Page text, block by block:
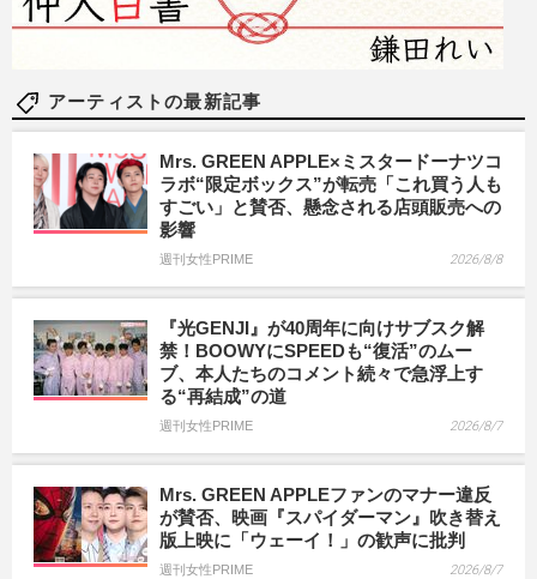
アーティストの最新記事
Mrs. GREEN APPLE×ミスタードーナツコ
ラボ“限定ボックス”が転売「これ買う人も
すごい」と賛否、懸念される店頭販売への
影響
週刊女性PRIME 2026/8/8
『光GENJI』が40周年に向けサブスク解
禁！BOOWYにSPEEDも“復活”のムー
ブ、本人たちのコメント続々で急浮上す
る“再結成”の道
週刊女性PRIME 2026/8/7
Mrs. GREEN APPLEファンのマナー違反
が賛否、映画『スパイダーマン』吹き替え
版上映に「ウェーイ！」の歓声に批判
週刊女性PRIME 2026/8/7